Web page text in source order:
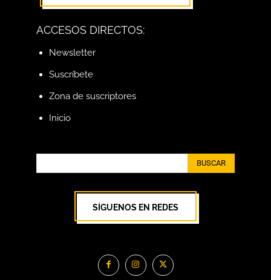
ACCESOS DIRECTOS:
Newsletter
Suscríbete
Zona de suscriptores
Inicio
BUSCAR
SÍGUENOS EN REDES